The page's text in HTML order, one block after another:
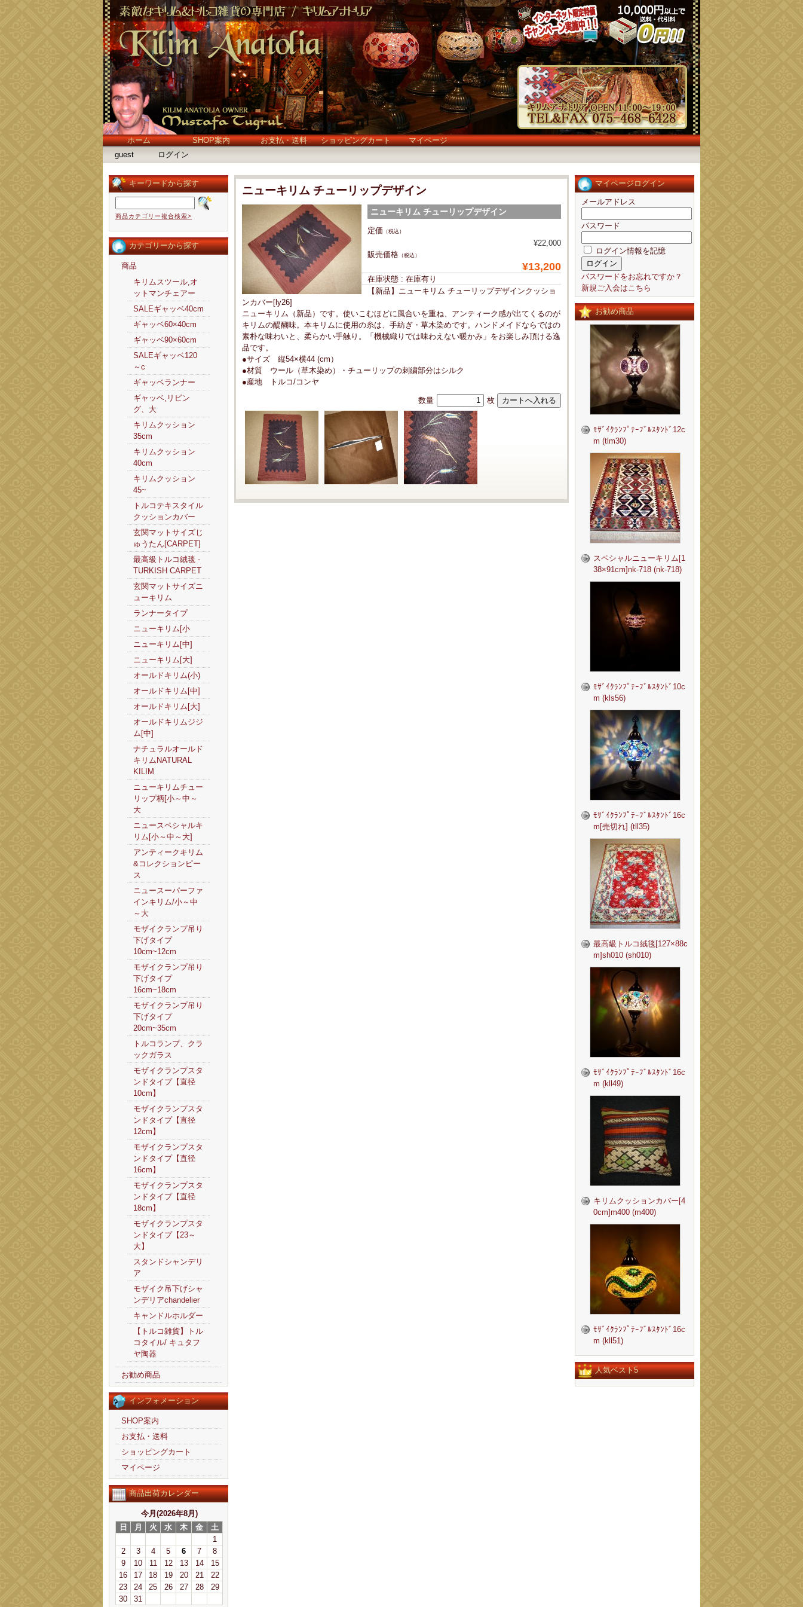
ホーム SHOP案内 お支払・送料 ショッピングカート
マイページ
guest
ログイン
キーワードから探す
商品カテゴリー複合検索>
カテゴリーから探す
商品
キリムスツール,オ
ットマンチェアー
SALEギャッベ40cm
ギャッベ60×40cm
ギャッベ90×60cm
SALEギャッベ120
～c
ギャッベランナー
ギャッベ,リビン
グ、大
キリムクッション
35cm
キリムクッション
40cm
キリムクッション
45~
トルコテキスタイル
クッションカバー
玄関マットサイズじ
ゅうたん[CARPET]
最高級トルコ絨毯 -
TURKISH CARPET
玄関マットサイズニ
ューキリム
ランナータイプ
ニューキリム[小
ニューキリム[中]
ニューキリム[大]
オールドキリム(小)
オールドキリム[中]
オールドキリム[大]
オールドキリムジジ
ム[中]
ナチュラルオールド
キリムNATURAL
KILIM
ニューキリムチュー
リップ柄[小～中～
大
ニュースペシャルキ
リム[小～中～大]
アンティークキリム
&コレクションピー
ス
ニュースーパーファ
インキリム/小～中
～大
モザイクランプ吊り
下げタイプ
10cm~12cm
モザイクランプ吊り
下げタイプ
16cm~18cm
モザイクランプ吊り
下げタイプ
20cm~35cm
トルコランプ、クラ
ックガラス
モザイクランプスタ
ンドタイプ【直径
10cm】
モザイクランプスタ
ンドタイプ【直径
12cm】
モザイクランプスタ
ンドタイプ【直径
16cm】
モザイクランプスタ
ンドタイプ【直径
18cm】
モザイクランプスタ
ンドタイプ【23～
大】
スタンドシャンデリ
ア
モザイク吊下げシャ
ンデリアchandelier
キャンドルホルダー
【トルコ雑貨】トル
コタイル/ キュタフ
ヤ陶器
お勧め商品
インフォメーション
SHOP案内
お支払・送料
ショッピングカート
マイページ
商品出荷カレンダー
今月(2026年8月)
日
月 火 水 木 金
土
1
2
3 4 5 6 7
8
9
10 11 12 13 14
15
16
17 18 19 20 21
22
23
24 25 26 27 28
29
30
31
マイページログイン
メールアドレス
パスワード
ログイン情報を記憶
パスワードをお忘れですか？
新規ご入会はこちら
お勧め商品
ﾓｻﾞｲｸﾗﾝﾌﾟﾃｰﾌﾞﾙｽﾀﾝﾄﾞ12c
m (tlm30)
スペシャルニューキリム[1
38×91cm]nk-718 (nk-718)
ﾓｻﾞｲｸﾗﾝﾌﾟﾃｰﾌﾞﾙｽﾀﾝﾄﾞ10c
m (kls56)
ﾓｻﾞｲｸﾗﾝﾌﾟﾃｰﾌﾞﾙｽﾀﾝﾄﾞ16c
m[売切れ] (tll35)
最高級トルコ絨毯[127×88c
m]sh010 (sh010)
ﾓｻﾞｲｸﾗﾝﾌﾟﾃｰﾌﾞﾙｽﾀﾝﾄﾞ16c
m (kll49)
キリムクッションカバー[4
0cm]m400 (m400)
ﾓｻﾞｲｸﾗﾝﾌﾟﾃｰﾌﾞﾙｽﾀﾝﾄﾞ16c
m (kll51)
人気ベスト5
ニューキリム チューリップデザイン
ニューキリム チューリップデザイン
定価 （税込）
¥22,000
販売価格 （税込）
¥13,200
在庫状態 : 在庫有り
【新品】ニューキリム チューリップデザインクッショ
ンカバー[ly26]
ニューキリム（新品）です。使いこむほどに風合いを重ね、アンティーク感が出てくるのが
キリムの醍醐味。本キリムに使用の糸は、手紡ぎ・草木染めです。ハンドメイドならではの
素朴な味わいと、柔らかい手触り。「機械織りでは味わえない暖かみ」をお楽しみ頂ける逸
品です。
●サイズ 縦54×横44 (cm）
●材質 ウール（草木染め）・チューリップの刺繍部分はシルク
●産地 トルコ/コンヤ
数量 枚